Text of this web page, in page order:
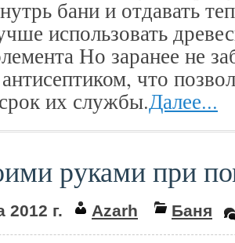
бани и отдавать
использовать
Но заранее не
что
их службы.Далее...
руками при
2012 г. Azarh Баня